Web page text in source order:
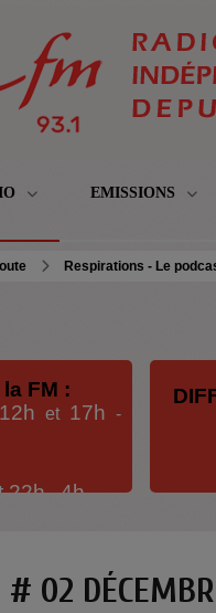
EMISSIONS
Respirations - Le
FM :
et 17h -
22h-4h
# 02